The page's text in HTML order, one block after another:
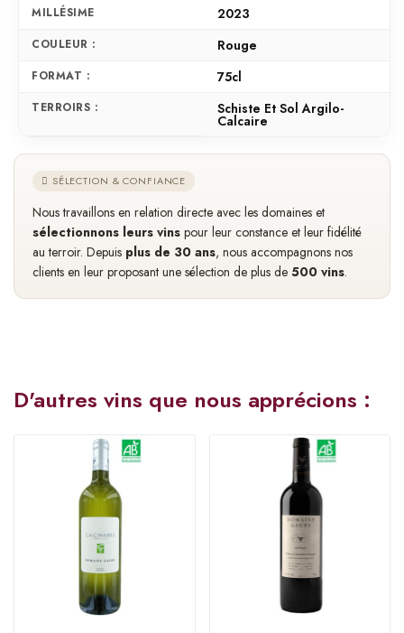
MILLÉSIME 2023
COULEUR : Rouge
FORMAT : 75cl
TERROIRS : Schiste Et Sol Argilo-
Calcaire
SÉLECTION & CONFIANCE
Nous travaillons en relation directe avec les domaines et
sélectionnons leurs vins pour leur constance et leur fidélité
au terroir. Depuis plus de 30 ans, nous accompagnons nos
clients en leur proposant une sélection de plus de 500 vins.
D'autres vins que nous apprécions :